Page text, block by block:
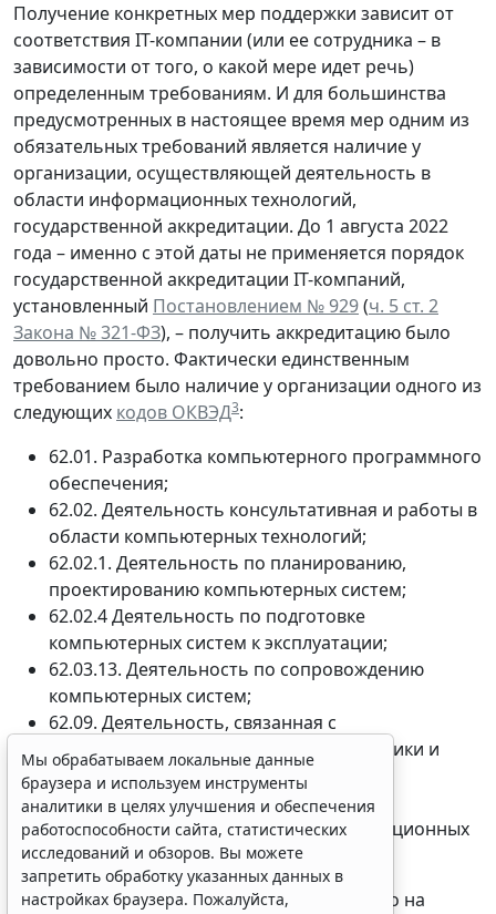
Получение конкретных мер поддержки зависит от
соответствия IT-компании (или ее сотрудника – в
зависимости от того, о какой мере идет речь)
определенным требованиям. И для большинства
предусмотренных в настоящее время мер одним из
обязательных требований является наличие у
организации, осуществляющей деятельность в
области информационных технологий,
государственной аккредитации. До 1 августа 2022
года – именно с этой даты не применяется порядок
государственной аккредитации IT-компаний,
установленный Постановлением № 929(ч. 5 ст. 2
Закона № 321-ФЗ), – получить аккредитацию было
довольно просто. Фактически единственным
требованием было наличие у организации одного из
следующих кодов ОКВЭД3:
62.01. Разработка компьютерного программного
обеспечения;
62.02. Деятельность консультативная и работы в
области компьютерных технологий;
62.02.1. Деятельность по планированию,
проектированию компьютерных систем;
62.02.4 Деятельность по подготовке
компьютерных систем к эксплуатации;
62.03.13. Деятельность по сопровождению
компьютерных систем;
62.09. Деятельность, связанная с
использованием вычислительной техники и
информационных технологий;
63.11.1. Деятельность по созданию и
использованию баз данных и информационных
ресурсов.
При этом Минцифры России уполномочено на
Мы обрабатываем локальные данные
браузера и используем инструменты
аналитики в целях улучшения и обеспечения
работоспособности сайта, статистических
запретить обработку указанных данных в
настройках браузера. Пожалуйста,
ознакомьтесь с условиями их обработки.
Принять